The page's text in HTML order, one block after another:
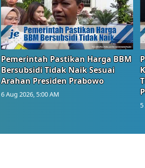
Pemerintah Pastikan Harga BBM
Bersubsidi Tidak Naik Sesuai
Arahan Presiden Prabowo
6 Aug 2026, 5:00 AM